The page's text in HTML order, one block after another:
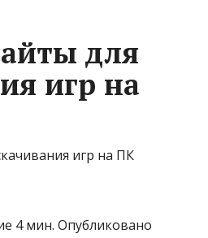
для
игр на
4 мин. Опубликовано